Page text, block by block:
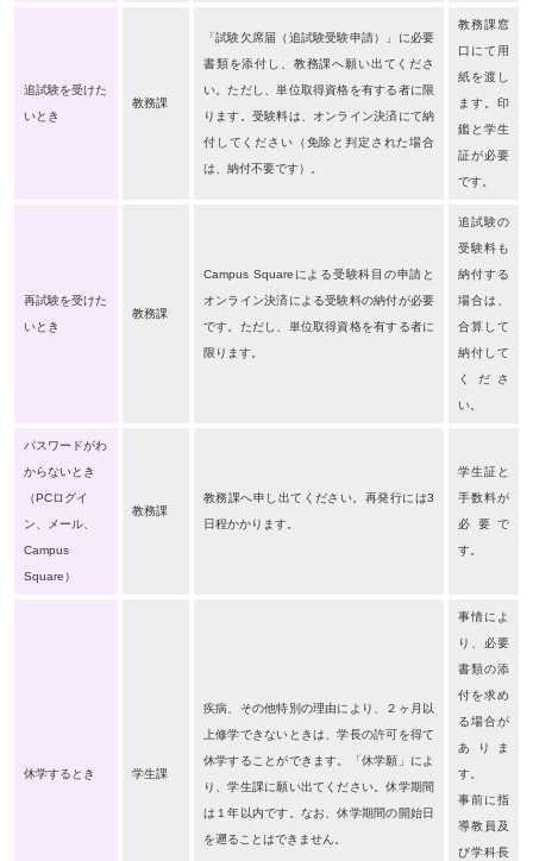
追試験を受けた
いとき
教務課
「試験欠席届（追試験受験申請）」に必要
書類を添付し、教務課へ願い出てくださ
い。ただし、単位取得資格を有する者に限
ります。受験料は、オンライン決済にて納
付してください（免除と判定された場合
は、納付不要です）。
教務課窓
口にて用
紙を渡し
ます。印
鑑と学生
証が必要
です。
再試験を受けた
いとき
教務課
Campus Squareによる受験科目の申請と
オンライン決済による受験料の納付が必要
です。ただし、単位取得資格を有する者に
限ります。
追試験の
受験料も
納付する
場合は、
合算して
納付して
くださ
い。
パスワードがわ
からないとき
（PCログイ
ン、メール、
Campus
Square）
教務課
教務課へ申し出てください。再発行には3
日程かかります。
学生証と
手数料が
必要で
す。
休学するとき 学生課
疾病、その他特別の理由により、２ヶ月以
上修学できないときは、学長の許可を得て
休学することができます。「休学願」によ
り、学生課に願い出てください。休学期間
は１年以内です。なお、休学期間の開始日
を遡ることはできません。
事情によ
り、必要
書類の添
付を求め
る場合が
ありま
す。
事前に指
導教員及
び学科長